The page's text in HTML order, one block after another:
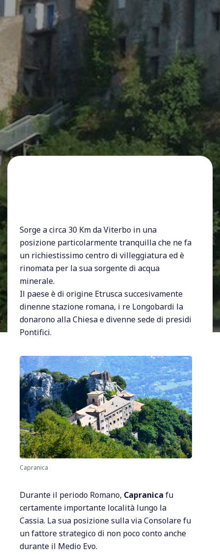
Sorge a circa 30 Km da Viterbo in una
posizione particolarmente tranquilla che ne fa
un richiestissimo centro di villeggiatura ed è
rinomata per la sua sorgente di acqua
minerale.
Il paese è di origine Etrusca succesivamente
dinenne stazione romana, i re Longobardi la
donarono alla Chiesa e divenne sede di presidi
Pontifici.
Capranica
Durante il periodo Romano, Capranica fu
certamente importante località lungo la
Cassia. La sua posizione sulla via Consolare fu
un fattore strategico di non poco conto anche
durante il Medio Evo.